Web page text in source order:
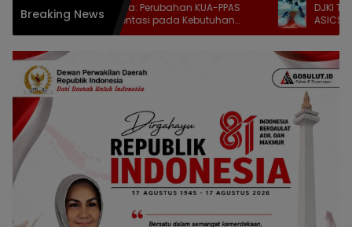
Breaking News
Indriani Dunda: Perubahan KUA-PPAS
Harus Berorientasi pada Kebutuhan
Masyarakat
DJKI Tindak
ASICS, 9.609